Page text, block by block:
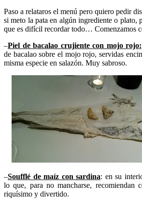
Paso a relataros el menú pero quiero pedir
si meto la pata en algún ingrediente o plato,
que es difícil recordar todo… Comenzamos
–Piel de bacalao crujiente con mojo rojo:
de bacalao sobre el mojo rojo, servidas
misma especie en salazón. Muy sabroso.
–Soufflé de maíz con sardina: en su
lo que, para no mancharse, recomiendan
riquísimo y divertido.